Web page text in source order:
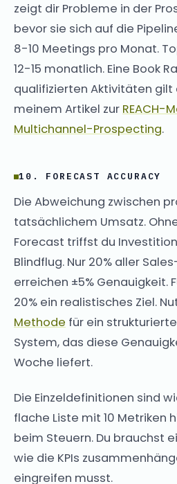
zeigt dir Probleme in der
bevor sie sich auf die
8-10 Meetings pro Monat.
12-15 monatlich. Eine Book
qualifizierten Aktivitäten gilt
meinem Artikel zur REACH-
Multichannel-Prospecting.
10. FORECAST ACCURACY
Die Abweichung zwischen
tatsächlichem Umsatz.
Forecast triffst du
Blindflug. Nur 20% aller
erreichen ±5% Genauigkeit.
20% ein realistisches Ziel.
Methode für ein
System, das diese
Woche liefert.
Die Einzeldefinitionen sind
flache Liste mit 10 Metriken
beim Steuern. Du brauchst
wie die KPIs
eingreifen musst.